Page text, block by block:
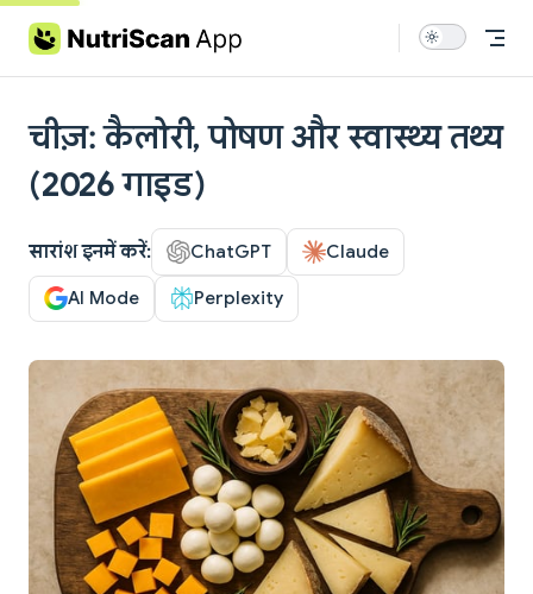
Skip to content
चीज़: कैलोरी, पोषण और स्वास्थ्य तथ्य
(2026 गाइड)
सारांश इनमें करें: ChatGPT Claude
AI Mode Perplexity